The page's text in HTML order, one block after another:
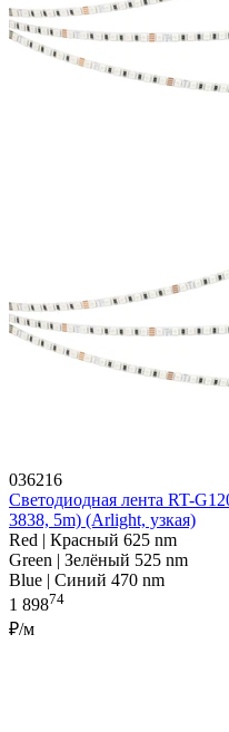
036216
Светодиодная лента RT-
3838, 5m) (Arlight, узкая)
Red | Красный 625 nm
Green | Зелёный 525 nm
Blue | Синий 470 nm
1 89874
₽/м